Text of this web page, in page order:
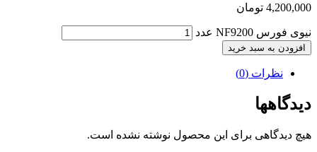
4,200,000 تومان
نیوی فورس NF9200 عدد
افزودن به سبد خرید
نظرات (0)
دیدگاهها
هیچ دیدگاهی برای این محصول نوشته نشده است.